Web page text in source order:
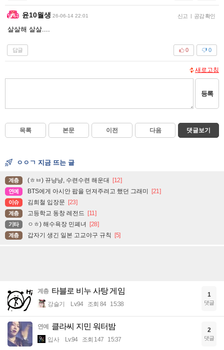
윤10월생 26-06-14 22:01 신고 | 공감 확인
살살해 살살....
답글 0
0
새로고침
등록
목록 본문 이전 다음 댓글보기
ㅇㅇㄱ 지금 뜨는 글
계층 (ㅎㅂ) 뀨냥냥, 수련수련 해운대 [12]
연예 BTS에게 아시안 팝을 던져주려고 했던 그래미 [21]
이슈 김희철 입장문 [23]
계층 고등학교 동창 레전드 [11]
기타 ㅇㅎ) 해수욕장 민폐녀 [28]
계층 갑자기 생긴 일본 고교야구 규칙 [5]
계층 타블로 비누 사탕 게임
강슬기 Lv.94 조회 84 15:38
1
댓글
연예 클라씨 지민 워터밤
입사 Lv.94 조회 147 15:37
2
댓글